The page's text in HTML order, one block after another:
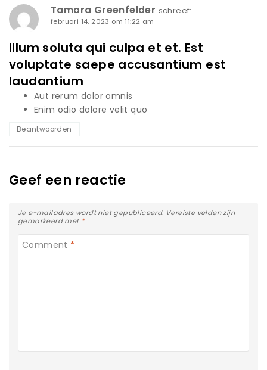
Tamara Greenfelder schreef:
februari 14, 2023 om 11:22 am
Illum soluta qui culpa et et. Est
voluptate saepe accusantium est
laudantium
Aut rerum dolor omnis
Enim odio dolore velit quo
Beantwoorden
Geef een reactie
Je e-mailadres wordt niet gepubliceerd. Vereiste velden zijn
gemarkeerd met *
Comment *